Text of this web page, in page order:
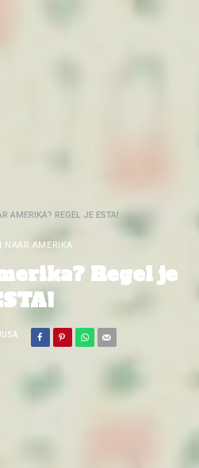
AMERIKA? REGEL JE ESTA!
NAAR AMERIKA
Regel je